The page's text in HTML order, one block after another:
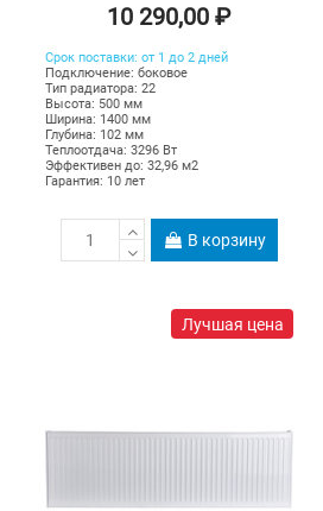
10 290,00 ₽
Срок поставки: от 1 до 2 дней
Подключение: боковое
Тип радиатора: 22
Высота: 500 мм
Ширина: 1400 мм
Глубина: 102 мм
Теплоотдача: 3296Вт
Эффективен до: 32,96м2
Гарантия: 10 лет
В корзину
Лучшая цена